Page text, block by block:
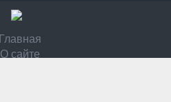
Главная
О сайте